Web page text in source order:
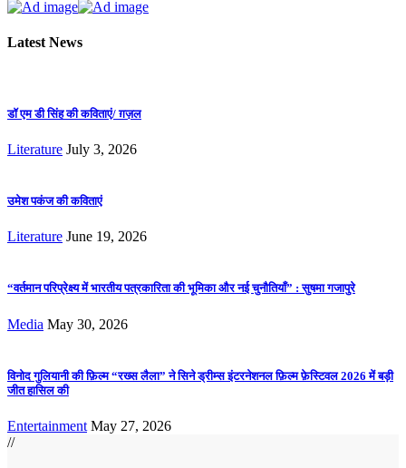
Latest News
डॉ एम डी सिंह की कविताएं/ ग़ज़ल
Literature July 3, 2026
उमेश पकंज की कविताएं
Literature June 19, 2026
“वर्तमान परिप्रेक्ष्य में भारतीय पत्रकारिता की भूमिका और नई चुनौतियाँ” : सुषमा गजापुरे
Media May 30, 2026
विनोद गुलियानी की फ़िल्म “रख्स लैला” ने सिने ड्रीम्स इंटरनेशनल फ़िल्म फ़ेस्टिवल 2026 में बड़ी
जीत हासिल की
Entertainment May 27, 2026
//